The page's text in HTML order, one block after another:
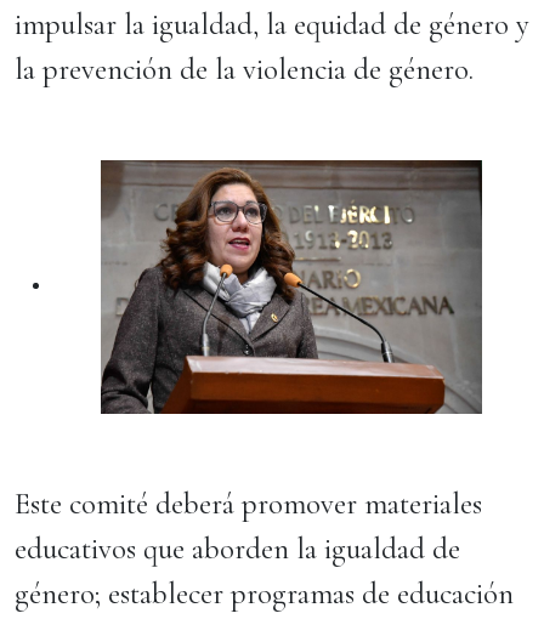
impulsar la igualdad, la equidad de género y
la prevención de la violencia de género.
Este comité deberá promover materiales
educativos que aborden la igualdad de
género; establecer programas de educación